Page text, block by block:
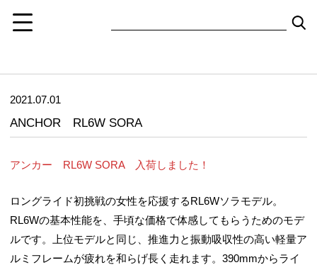
2021.07.01
ANCHOR RL6W SORA
アンカー RL6W SORA 入荷しました！
ロングライド初挑戦の女性を応援するRL6Wソラモデル。
RL6Wの基本性能を、手頃な価格で体感してもらうためのモデ
ルです。上位モデルと同じ、推進力と振動吸収性の高い軽量ア
ルミフレームが疲れを和らげ長く走れます。390mmからライ